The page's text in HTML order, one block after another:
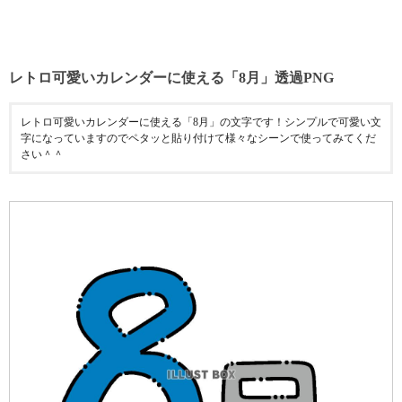
レトロ可愛いカレンダーに使える「8月」透過PNG
レトロ可愛いカレンダーに使える「8月」の文字です！シンプルで可愛い文
字になっていますのでペタッと貼り付けて様々なシーンで使ってみてくだ
さい＾＾